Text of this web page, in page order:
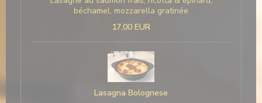
béchamel, mozzarella gratinée
17,00 EUR
Lasagna Bolognese